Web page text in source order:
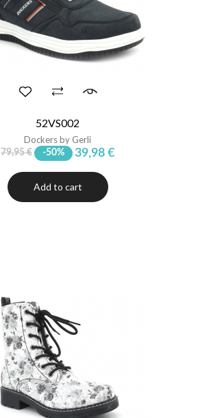
52VS002
Dockers by Gerli
79,95 € -50% 39,98 €
Add to cart